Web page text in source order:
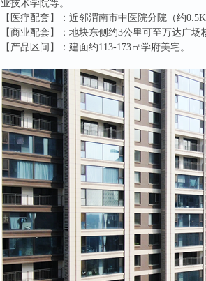
业技术学院等。
【医疗配套】：近邻渭南市中医院分院（约
【商业配套】：地块东侧约3公里可至万达广
【产品区间】：建面约113-173㎡学府美宅。